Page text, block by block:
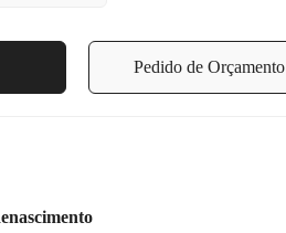
Pedido de Orçamento